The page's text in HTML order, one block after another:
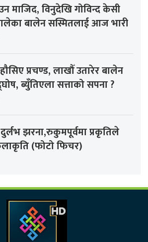
माजिद, विनुदेखि गोविन्द केसी
बालेन सस्मितलाई आज भारी
प्रचण्ड, लाखौँ उतारेर बालेन
ब्युँतिएला सत्ताको सपना ?
दुर्लभ झरना,रुकुमपूर्वमा प्रकृतिले
(फोटो फिचर)